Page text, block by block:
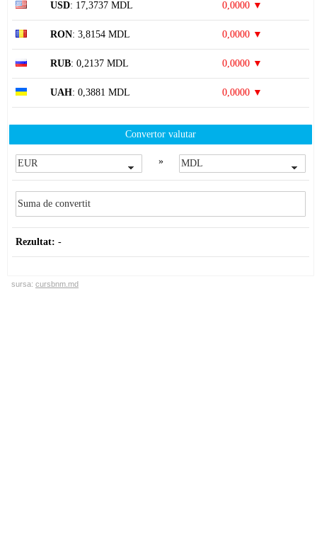
USD: 17,3737 MDL 0,0000 ▼
RON: 3,8154 MDL 0,0000 ▼
RUB: 0,2137 MDL 0,0000 ▼
UAH: 0,3881 MDL 0,0000 ▼
Convertor valutar
»
Rezultat: -
sursa: cursbnm.md